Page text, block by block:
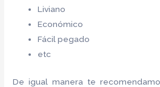
Liviano
Económico
Fácil pegado
etc
De igual manera te